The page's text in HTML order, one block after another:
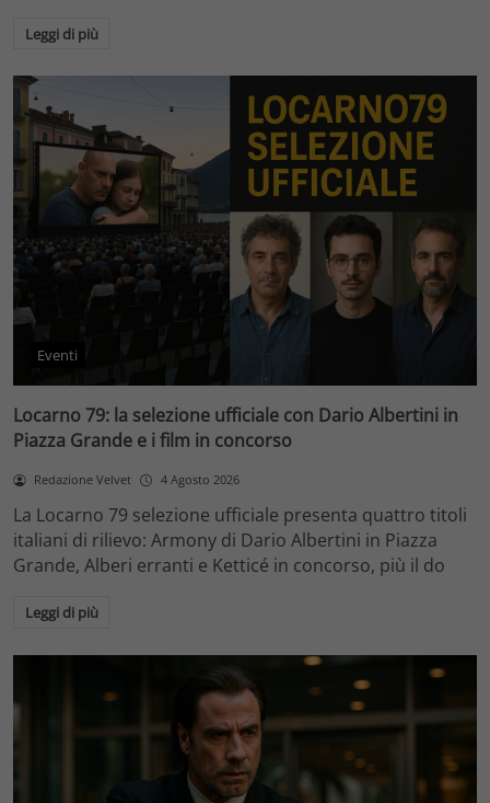
Leggi di più
Eventi
Locarno 79: la selezione ufficiale con Dario Albertini in
Piazza Grande e i film in concorso
Redazione Velvet 4 Agosto 2026
La Locarno 79 selezione ufficiale presenta quattro titoli
italiani di rilievo: Armony di Dario Albertini in Piazza
Grande, Alberi erranti e Ketticé in concorso, più il do
Leggi di più